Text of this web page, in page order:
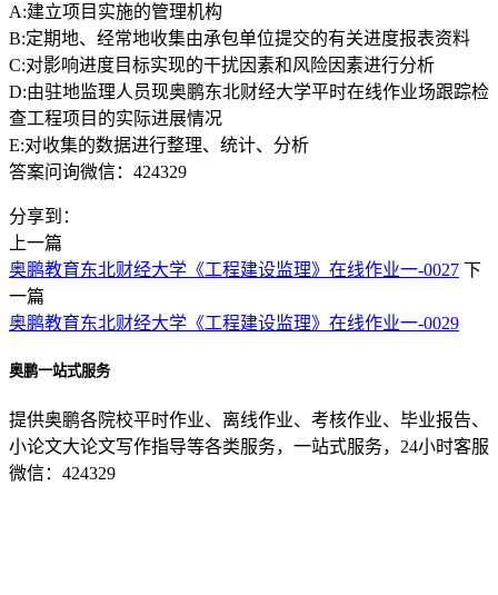
A:建立项目实施的管理机构
B:定期地、经常地收集由承包单位提交的有关进度报表资料
C:对影响进度目标实现的干扰因素和风险因素进行分析
D:由驻地监理人员现奥鹏东北财经大学平时在线作业场跟踪检
查工程项目的实际进展情况
E:对收集的数据进行整理、统计、分析
答案问询微信：424329
分享到：
上一篇
奥鹏教育东北财经大学《工程建设监理》在线作业一-0027 下
一篇
奥鹏教育东北财经大学《工程建设监理》在线作业一-0029
奥鹏一站式服务
提供奥鹏各院校平时作业、离线作业、考核作业、毕业报告、
小论文大论文写作指导等各类服务，一站式服务，24小时客服
微信：424329